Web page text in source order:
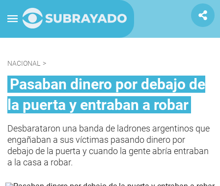
NACIONAL >
Pasaban dinero por debajo de
la puerta y entraban a robar
Desbarataron una banda de ladrones argentinos que
engañaban a sus víctimas pasando dinero por
debajo de la puerta y cuando la gente abría entraban
a la casa a robar.